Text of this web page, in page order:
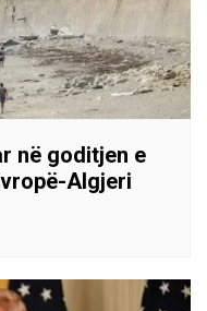
në goditjen e
Algjeri